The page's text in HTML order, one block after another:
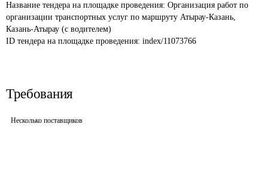
Название тендера на площадке проведения: Организация работ по
организации транспортных услуг по маршруту Атырау-Казань,
Казань-Атырау (с водителем)
ID тендера на площадке проведения: index/11073766
Требования
Несколько поставщиков